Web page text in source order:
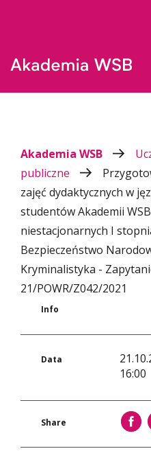
Akademia WSB
publiczne
zajęć dydaktycznych w
studentów Akademii
niestacjonarnych I
Bezpieczeństwo
Kryminalistyka -
21/POWR/Z042/2021
Info
Data
16:00
Share